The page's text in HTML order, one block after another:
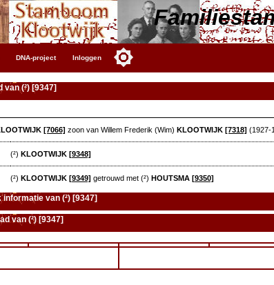
DNA-project Inloggen
van (²) [9347]
[7066] zoon van Willem Frederik (Wim)KLOOTWIJK [7318] (1927-
(²) KLOOTWIJK [9348]
(²) KLOOTWIJK [9349] getrouwd met (²) HOUTSMA [9350]
informatie van (²) [9347]
van (²) [9347]